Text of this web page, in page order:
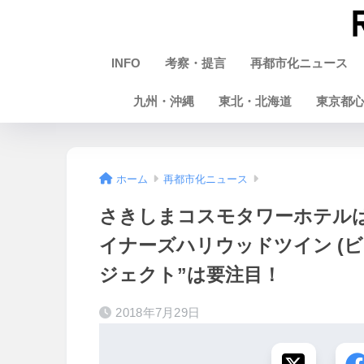
INFO 考察・提言 再都市化ニュース
九州・沖縄 東北・北海道 東京都心
ホーム 再都市化ニュース
さきしまコスモタワーホテル
イナーズハリウッドツイン (
ジェクト”は要注目！
2018年7月29日